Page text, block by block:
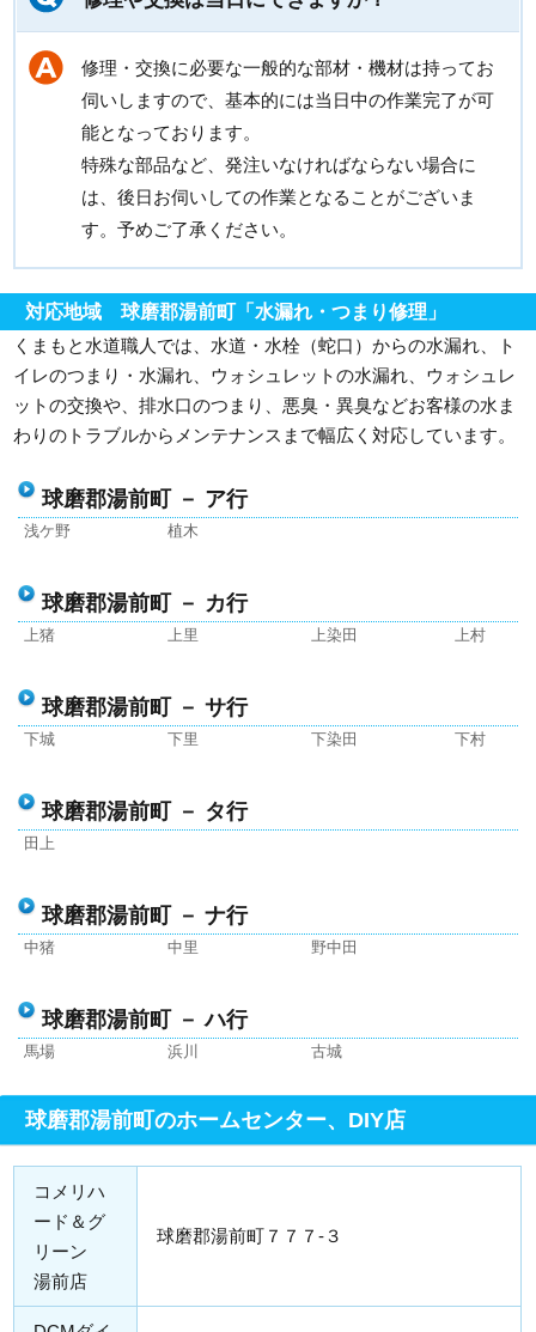
修理・交換に必要な一般的な部材・機材は持ってお
伺いしますので、基本的には当日中の作業完了が可
能となっております。
特殊な部品など、発注いなければならない場合に
は、後日お伺いしての作業となることがございま
す。予めご了承ください。
対応地域 球磨郡湯前町「水漏れ・つまり修理」
くまもと水道職人では、水道・水栓（蛇口）からの水漏れ、ト
イレのつまり・水漏れ、ウォシュレットの水漏れ、ウォシュレ
ットの交換や、排水口のつまり、悪臭・異臭などお客様の水ま
わりのトラブルからメンテナンスまで幅広く対応しています。
球磨郡湯前町 － ア行
浅ケ野 植木
球磨郡湯前町 － カ行
上猪 上里 上染田 上村
球磨郡湯前町 － サ行
下城 下里 下染田 下村
球磨郡湯前町 － タ行
田上
球磨郡湯前町 － ナ行
中猪 中里 野中田
球磨郡湯前町 － ハ行
馬場 浜川 古城
球磨郡湯前町のホームセンター、DIY店
コメリハ
ード＆グ
リーン
湯前店
球磨郡湯前町７７７-３